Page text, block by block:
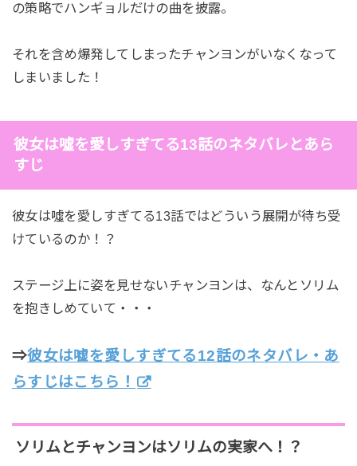
の策略でハンギョルだけの曲を披露。
それを含め爆発してしまったチャンヨンがいなくなって
しまいました！
彼女は噓を愛しすぎてる13話のネタバレとあら
すじ
彼女は噓を愛しすぎてる13話ではどういう展開が待ち受
けているのか！？
ステージ上に姿を見せないチャンヨンは、なんとソリム
を抱きしめていて・・・
⇒彼女は嘘を愛しすぎてる12話のネタバレ・あ
らすじはこちら！
ソリムとチャンヨンはソリムの実家へ！？